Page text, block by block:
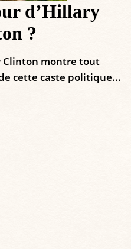
d’Hillary
?
Clinton montre tout
cette caste politique...